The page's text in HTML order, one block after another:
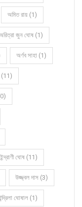
অমিত রায় (1)
জুন ঘোষ (1)
অর্ণব সাহা (1)
(11)
ইন্দ্রাণী ঘোষ (11)
উজ্জ্বল দাস (3)
ঘোষাল (1)